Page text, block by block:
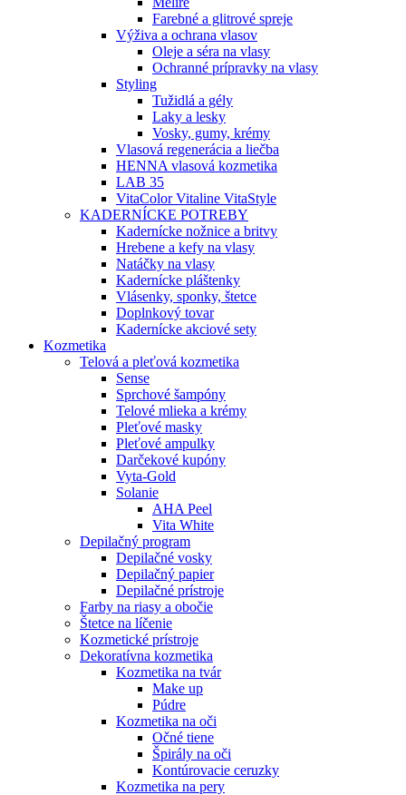
Farebné a glitrové spreje
Výživa a ochrana vlasov
Oleje a séra na vlasy
Ochranné prípravky na vlasy
Styling
Tužidlá a gély
Laky a lesky
Vosky, gumy, krémy
Vlasová regenerácia a liečba
HENNA vlasová kozmetika
LAB 35
VitaColor Vitaline VitaStyle
KADERNÍCKE POTREBY
Kadernícke nožnice a britvy
Hrebene a kefy na vlasy
Natáčky na vlasy
Kadernícke pláštenky
Vlásenky, sponky, štetce
Doplnkový tovar
Kadernícke akciové sety
Kozmetika
Telová a pleťová kozmetika
Sense
Sprchové šampóny
Telové mlieka a krémy
Pleťové masky
Pleťové ampulky
Darčekové kupóny
Vyta-Gold
Solanie
AHA Peel
Vita White
Depilačný program
Depilačné vosky
Depilačný papier
Depilačné prístroje
Farby na riasy a obočie
Štetce na líčenie
Kozmetické prístroje
Dekoratívna kozmetika
Kozmetika na tvár
Make up
Púdre
Kozmetika na oči
Očné tiene
Špirály na oči
Kontúrovacie ceruzky
Kozmetika na pery